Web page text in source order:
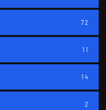
72
11
14
2